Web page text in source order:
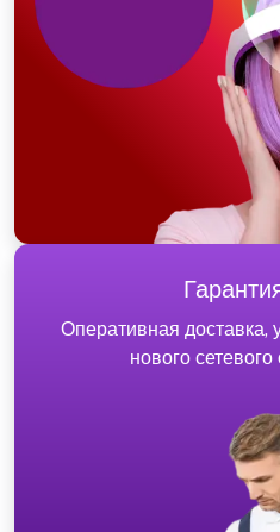
Оперативная доставка,
нового